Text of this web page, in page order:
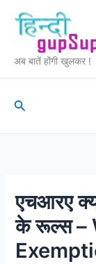
content
अब बातें होंगी खुलकर !
Search
एचआरए
के रूल्स –